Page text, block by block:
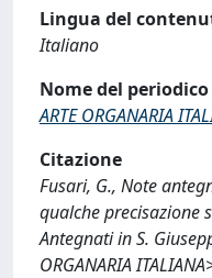
Lingua del
Italiano
Nome del periodico
ARTE ORGANARIA
Citazione
Fusari, G., Note
qualche precisazione
Antegnati in S.
ORGANARIA